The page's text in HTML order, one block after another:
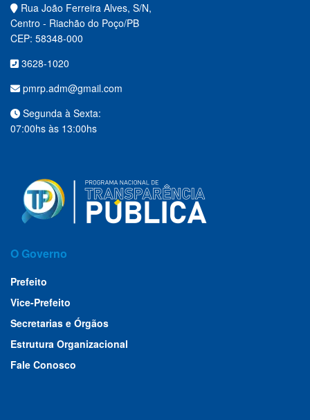
Rua João Ferreira Alves, S/N,
Centro - Riachão do Poço/PB
CEP: 58348-000
3628-1020
pmrp.adm@gmail.com
Segunda à Sexta:
07:00hs às 13:00hs
O Governo
Prefeito
Vice-Prefeito
Secretarias e Órgãos
Estrutura Organizacional
Fale Conosco